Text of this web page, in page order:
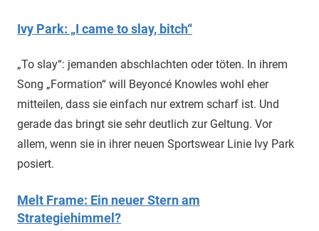
Ivy Park: „I came to slay, bitch“
„To slay“: jemanden abschlachten oder töten. In ihrem
Song „Formation“ will Beyoncé Knowles wohl eher
mitteilen, dass sie einfach nur extrem scharf ist. Und
gerade das bringt sie sehr deutlich zur Geltung. Vor
allem, wenn sie in ihrer neuen Sportswear Linie Ivy Park
posiert.
Melt Frame: Ein neuer Stern am
Strategiehimmel?